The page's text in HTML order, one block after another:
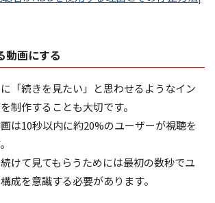
動画にする
「続きを見たい」と思わせるようなイン
制作することも大切です。
は10秒以内に約20%のユーザーが視聴を
けて見てもらうためには最初の数秒でユ
成を意識する必要があります。